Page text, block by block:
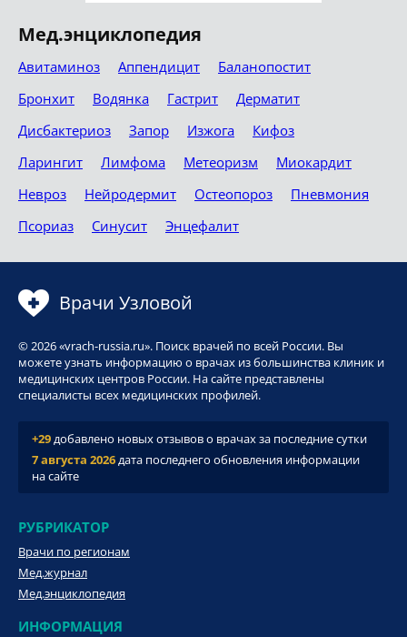
Мед.энциклопедия
Авитаминоз Аппендицит
Баланопостит
Бронхит
Водянка Гастрит
Дерматит
Дисбактериоз
Запор Изжога
Кифоз
Ларингит
Лимфома Метеоризм
Миокардит
Невроз
Нейродермит Остеопороз
Пневмония
Псориаз
Синусит Энцефалит
Врачи Узловой
© 2026 «vrach-russia.ru». Поиск врачей по всей России. Вы
можете узнать информацию о врачах из большинства клиник и
медицинских центров России. На сайте представлены
специалисты всех медицинских профилей.
+29добавлено новых отзывов о врачах за последние сутки
7 августа 2026дата последнего обновления информации
на сайте
РУБРИКАТОР
Врачи по регионам
Мед.журнал
Мед.энциклопедия
ИНФОРМАЦИЯ